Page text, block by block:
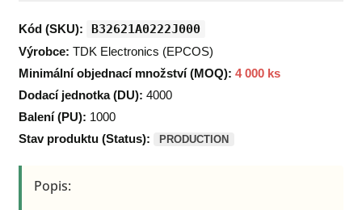
Kód (SKU): B32621A0222J000
Výrobce: TDK Electronics (EPCOS)
Minimální objednací množství (MOQ): 4 000 ks
Dodací jednotka (DU): 4000
Balení (PU): 1000
Stav produktu (Status):
PRODUCTION
Popis: